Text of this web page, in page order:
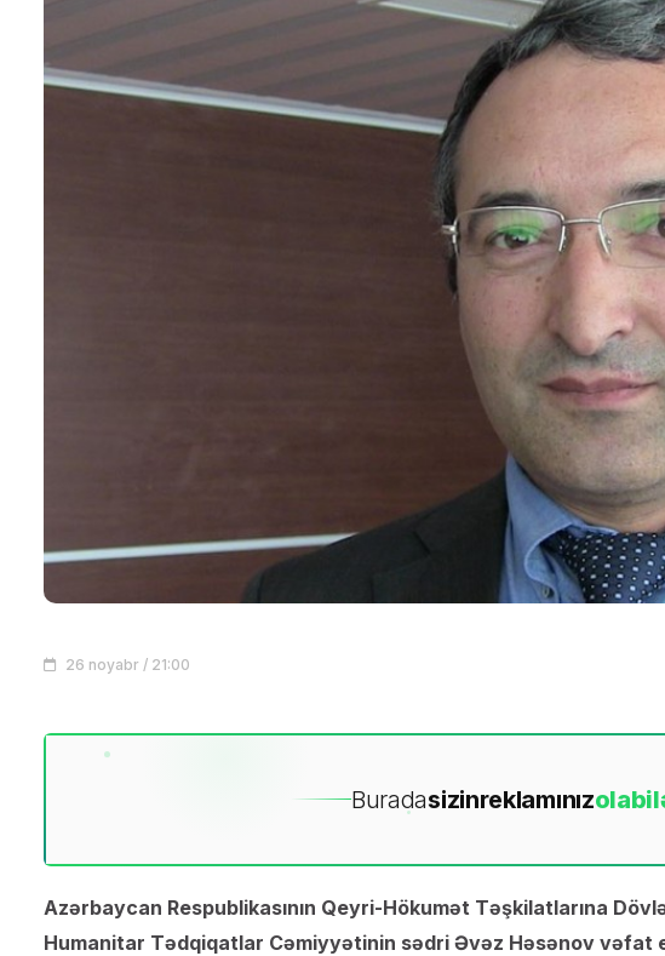
26 noyabr / 21:00
Buradasizinreklamınızola
Azərbaycan Respublikasının Qeyri-Hökumət Təşkilatlarına
Humanitar Tədqiqatlar Cəmiyyətinin sədri Əvəz Həsənov vəfat